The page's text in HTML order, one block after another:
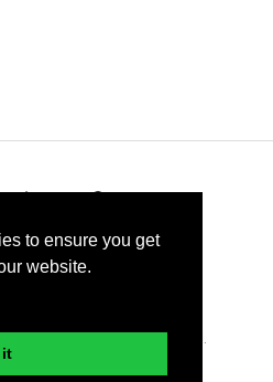
to ensure you get
website.
it
Group. All rights reserved.